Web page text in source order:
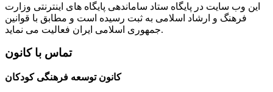
این وب سایت در پایگاه ستاد ساماندهی پایگاه های اینترنتی وزارت
فرهنگ و ارشاد اسلامی به ثبت رسیده است و مطابق با قوانین
جمهوری اسلامی ایران فعالیت می نماید.
تماس با کانون
کانون توسعه فرهنگی کودکان